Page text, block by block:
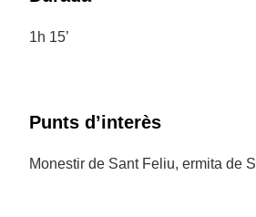
1h 15’
Punts d’interès
Monestir de Sant Feliu, ermita de